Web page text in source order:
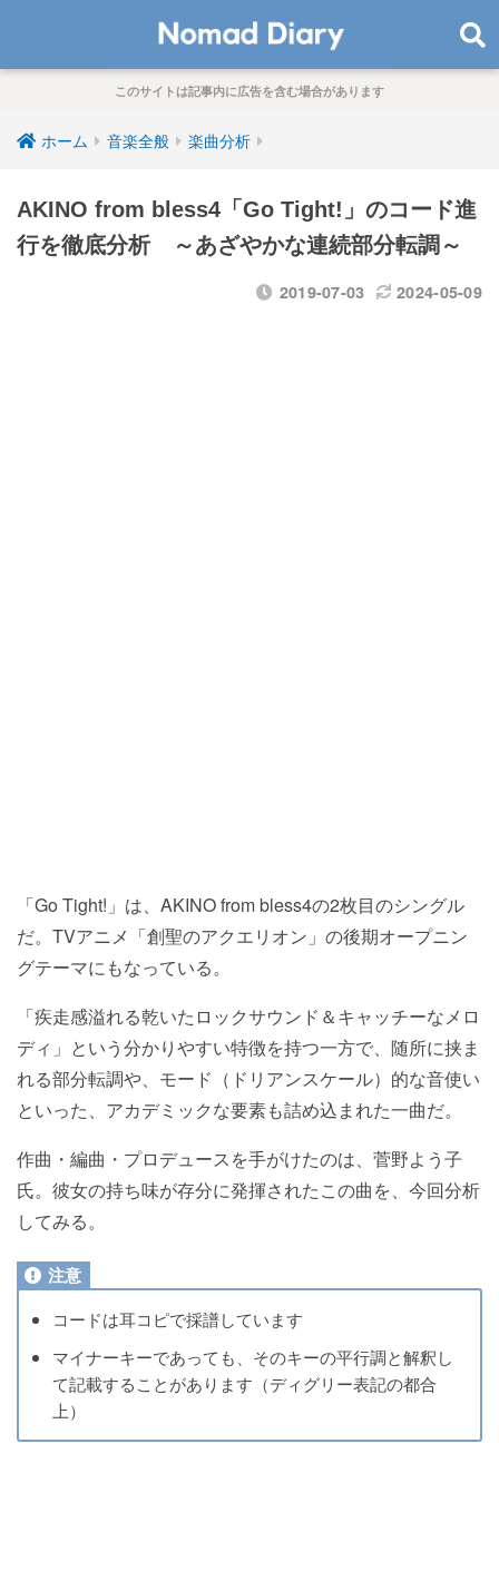
このサイトは記事内に広告を含む場合があります
ホーム 音楽全般 楽曲分析
AKINO from bless4「Go Tight!」のコード進
行を徹底分析 ～あざやかな連続部分転調～
2019-07-03 2024-05-09
「Go Tight!」は、AKINO from bless4の2枚目のシングル
だ。TVアニメ「創聖のアクエリオン」の後期オープニン
グテーマにもなっている。
「疾走感溢れる乾いたロックサウンド＆キャッチーなメロ
ディ」という分かりやすい特徴を持つ一方で、随所に挟ま
れる部分転調や、モード（ドリアンスケール）的な音使い
といった、アカデミックな要素も詰め込まれた一曲だ。
作曲・編曲・プロデュースを手がけたのは、菅野よう子
氏。彼女の持ち味が存分に発揮されたこの曲を、今回分析
してみる。
コードは耳コピで採譜しています
マイナーキーであっても、そのキーの平行調と解釈し
て記載することがあります（ディグリー表記の都合
上）